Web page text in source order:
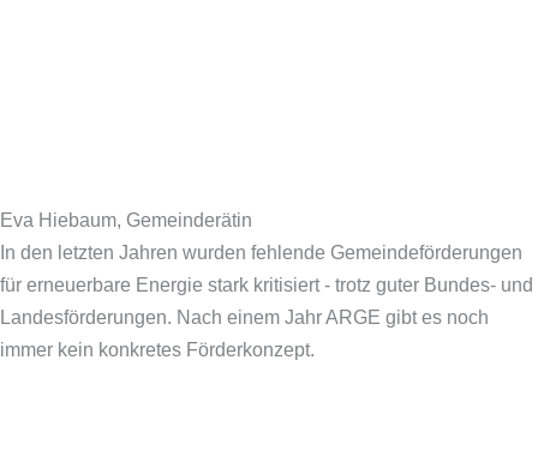
Eva Hiebaum, Gemeinderätin
In den letzten Jahren wurden fehlende Gemeindeförderungen
für erneuerbare Energie stark kritisiert - trotz guter Bundes- und
Landesförderungen. Nach einem Jahr ARGE gibt es noch
immer kein konkretes Förderkonzept.